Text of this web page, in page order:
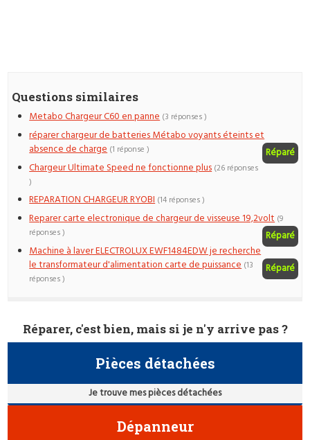
Questions similaires
Metabo Chargeur C60 en panne (3 réponses )
réparer chargeur de batteries Métabo voyants éteints et
absence de charge
Réparé
(1 réponse )
Chargeur Ultimate Speed ne fonctionne plus (26 réponses
)
REPARATION CHARGEUR RYOBI (14 réponses )
Reparer carte electronique de chargeur de visseuse 19,2volt
Réparé
(9
réponses )
Machine à laver ELECTROLUX EWF1484EDW je recherche
le transformateur d'alimentation carte de puissance
Réparé
(13
réponses )
Réparer, c'est bien, mais si je n'y arrive pas ?
Pièces détachées
Je trouve mes pièces détachées
Dépanneur